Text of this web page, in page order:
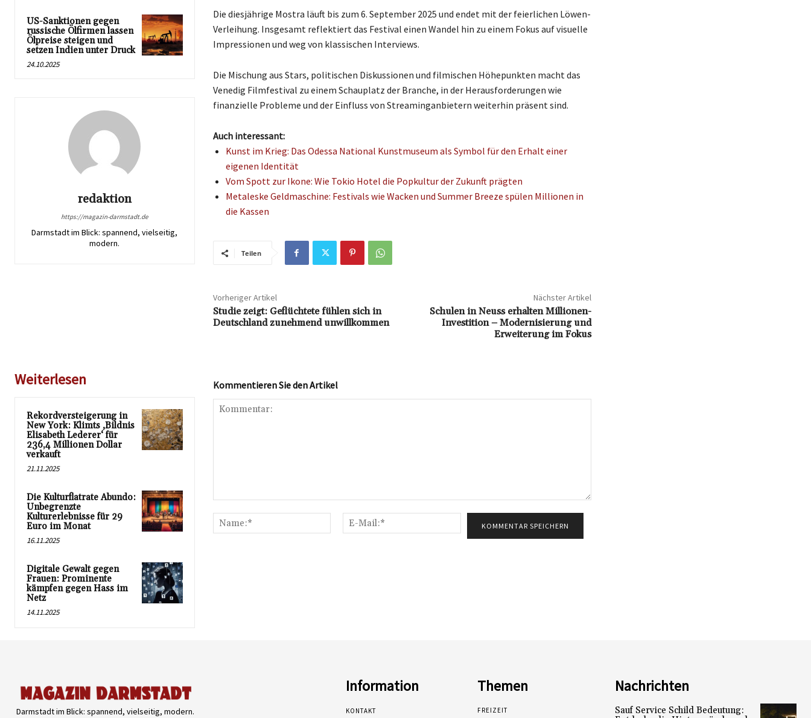
US-Sanktionen gegen
russische Ölfirmen lassen
Ölpreise steigen und
setzen Indien unter Druck
24.10.2025
redaktion
https://magazin-darmstadt.de
Darmstadt im Blick: spannend, vielseitig,
modern.
Die diesjährige Mostra läuft bis zum 6. September 2025 und endet mit der feierlichen Löwen-
Verleihung. Insgesamt reflektiert das Festival einen Wandel hin zu einem Fokus auf visuelle
Impressionen und weg von klassischen Interviews.
Die Mischung aus Stars, politischen Diskussionen und filmischen Höhepunkten macht das
Venedig Filmfestival zu einem Schauplatz der Branche, in der Herausforderungen wie
finanzielle Probleme und der Einfluss von Streaminganbietern weiterhin präsent sind.
Auch interessant:
Kunst im Krieg: Das Odessa National Kunstmuseum als Symbol für den Erhalt einer
eigenen Identität
Vom Spott zur Ikone: Wie Tokio Hotel die Popkultur der Zukunft prägten
Metaleske Geldmaschine: Festivals wie Wacken und Summer Breeze spülen Millionen in
die Kassen
Teilen
Vorheriger Artikel
Studie zeigt: Geflüchtete fühlen sich in
Deutschland zunehmend unwillkommen
Nächster Artikel
Schulen in Neuss erhalten Millionen-
Investition – Modernisierung und
Erweiterung im Fokus
Weiterlesen
Rekordversteigerung in
New York: Klimts ‚Bildnis
Elisabeth Lederer‘ für
236,4 Millionen Dollar
verkauft
21.11.2025
Die Kulturflatrate Abundo:
Unbegrenzte
Kulturerlebnisse für 29
Euro im Monat
16.11.2025
Digitale Gewalt gegen
Frauen: Prominente
kämpfen gegen Hass im
Netz
14.11.2025
Kommentieren Sie den Artikel
Name:*
Mail:*
Darmstadt im Blick: spannend, vielseitig, modern.
Information
KONTAKT
Themen
FREIZEIT
Nachrichten
Sauf Service Schild Bedeutung: